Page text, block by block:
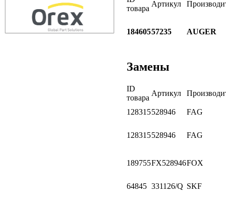
товара
Артикул
18460557235 AUGER
Замены
ID
товара
Артикул
128315528946 FAG
128315528946 FAG
189755FX528946FOX
64845 331126/Q SKF